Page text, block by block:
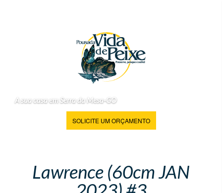
A sua casa em Serra da Mesa-GO
SOLICITE UM ORÇAMENTO
Lawrence (60cm JAN